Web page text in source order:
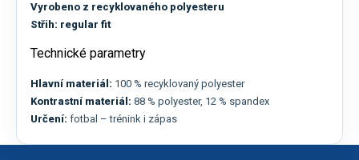
Vyrobeno z recyklovaného polyesteru
Střih: regular fit
Technické parametry
Hlavní materiál: 100 % recyklovaný polyester
Kontrastní materiál: 88 % polyester, 12 % spandex
Určení: fotbal – trénink i zápas